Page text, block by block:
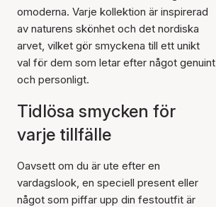
omoderna. Varje kollektion är inspirerad
av naturens skönhet och det nordiska
arvet, vilket gör smyckena till ett unikt
val för dem som letar efter något genuint
och personligt.
Tidlösa smycken för
varje tillfälle
Oavsett om du är ute efter en
vardagslook, en speciell present eller
något som piffar upp din festoutfit är